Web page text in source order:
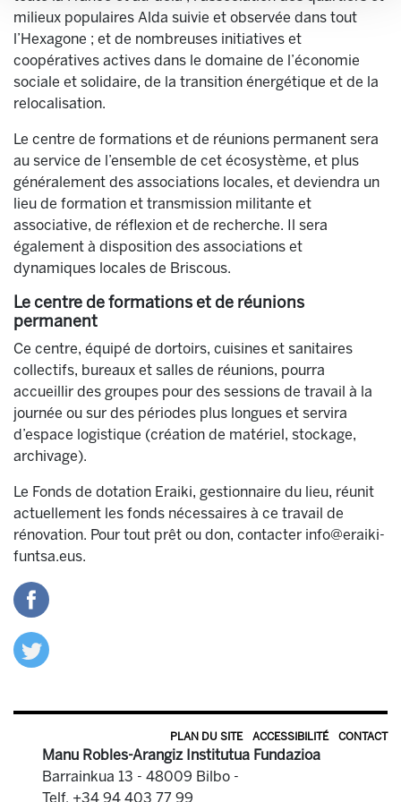
milieux populaires Alda suivie et observée dans tout
l’Hexagone ; et de nombreuses initiatives et
coopératives actives dans le domaine de l’économie
sociale et solidaire, de la transition énergétique et de la
relocalisation.
Le centre de formations et de réunions permanent sera
au service de l’ensemble de cet écosystème, et plus
généralement des associations locales, et deviendra un
lieu de formation et transmission militante et
associative, de réflexion et de recherche. Il sera
également à disposition des associations et
dynamiques locales de Briscous.
Le centre de formations et de réunions
permanent
Ce centre, équipé de dortoirs, cuisines et sanitaires
collectifs, bureaux et salles de réunions, pourra
accueillir des groupes pour des sessions de travail à la
journée ou sur des périodes plus longues et servira
d’espace logistique (création de matériel, stockage,
archivage).
Le Fonds de dotation Eraiki, gestionnaire du lieu, réunit
actuellement les fonds nécessaires à ce travail de
rénovation. Pour tout prêt ou don, contacter info@eraiki-
funtsa.eus.
PLAN DU SITE ACCESSIBILITÉ CONTACT
Manu Robles-Arangiz Institutua Fundazioa
Barrainkua 13 - 48009 Bilbo -
Telf. +34 94 403 77 99